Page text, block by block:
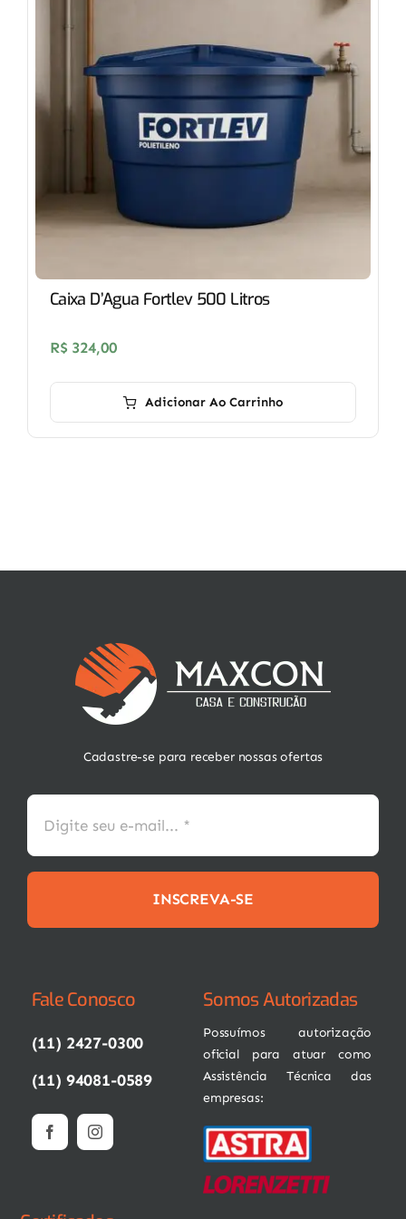
Caixa D’Agua Fortlev 500 Litros
R$ 324,00
Adicionar Ao Carrinho
Cadastre-se para receber nossas ofertas
INSCREVA-SE
Fale Conosco
(11) 2427-0300
(11) 94081-0589
Somos Autorizadas
Possuímos autorização
oficial para atuar como
Assistência Técnica das
empresas: